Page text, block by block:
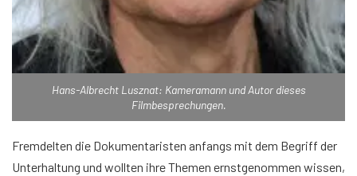
Hans-Albrecht Lusznat: Kameramann und Autor dieses
Filmbesprechungen.
Fremdelten die Dokumentaristen anfangs mit dem Begriff der
Unterhaltung und wollten ihre Themen ernstgenommen wissen,